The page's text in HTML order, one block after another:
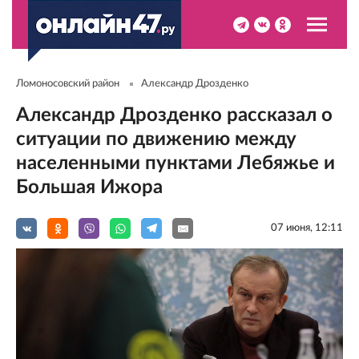
Ломоносовский район Александр Дрозденко
Александр Дрозденко рассказал о
ситуации по движению между
населенными пунктами Лебяжье и
Большая Ижора
07 июня, 12:11